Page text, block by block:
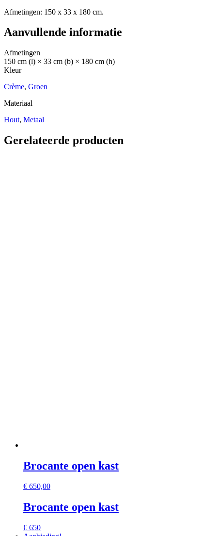
Afmetingen: 150 x 33 x 180 cm.
Aanvullende informatie
Afmetingen
150 cm (l) × 33 cm (b) × 180 cm (h)
Kleur
Crème, Groen
Materiaal
Hout, Metaal
Gerelateerde producten
Brocante open kast
€ 650,00
Brocante open kast
€ 650